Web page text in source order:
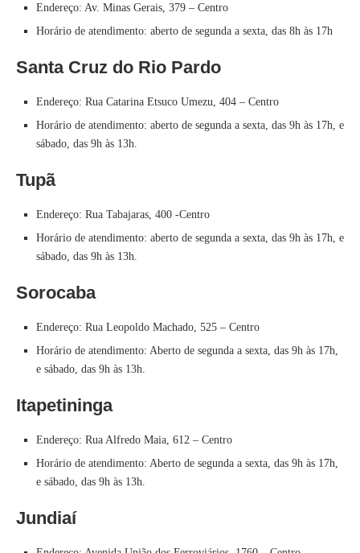
Endereço: Av. Minas Gerais, 379 – Centro
Horário de atendimento: aberto de segunda a sexta, das 8h às 17h
Santa Cruz do Rio Pardo
Endereço: Rua Catarina Etsuco Umezu, 404 – Centro
Horário de atendimento: aberto de segunda a sexta, das 9h às 17h, e
sábado, das 9h às 13h.
Tupã
Endereço: Rua Tabajaras, 400 -Centro
Horário de atendimento: aberto de segunda a sexta, das 9h às 17h, e
sábado, das 9h às 13h.
Sorocaba
Endereço: Rua Leopoldo Machado, 525 – Centro
Horário de atendimento: Aberto de segunda a sexta, das 9h às 17h,
e sábado, das 9h às 13h.
Itapetininga
Endereço: Rua Alfredo Maia, 612 – Centro
Horário de atendimento: Aberto de segunda a sexta, das 9h às 17h,
e sábado, das 9h às 13h.
Jundiaí